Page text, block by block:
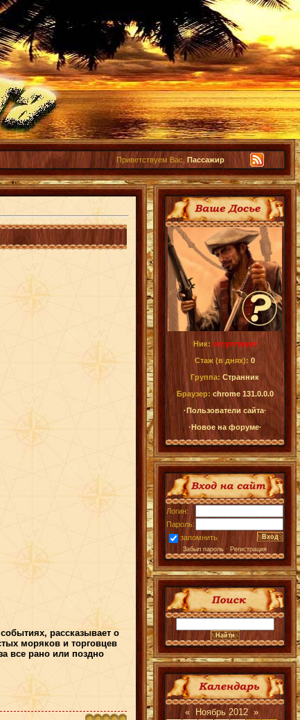
Приветствуем Вас, Пассажир
рассказывает о
моряков и торговцев
все рано или поздно
Ник: отсутствует
Стаж (в днях): 0
Группа: Странник
Браузер: chrome 131.0.0.0
·Пользователи сайта·
·Новое на форуме·
Логин:
Пароль:
запомнить
Забыл пароль · Регистрация
« Ноябрь 2012 »